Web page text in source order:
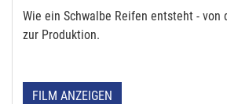
Wie ein Schwalbe Reifen entsteht - von
zur Produktion.
FILM ANZEIGEN